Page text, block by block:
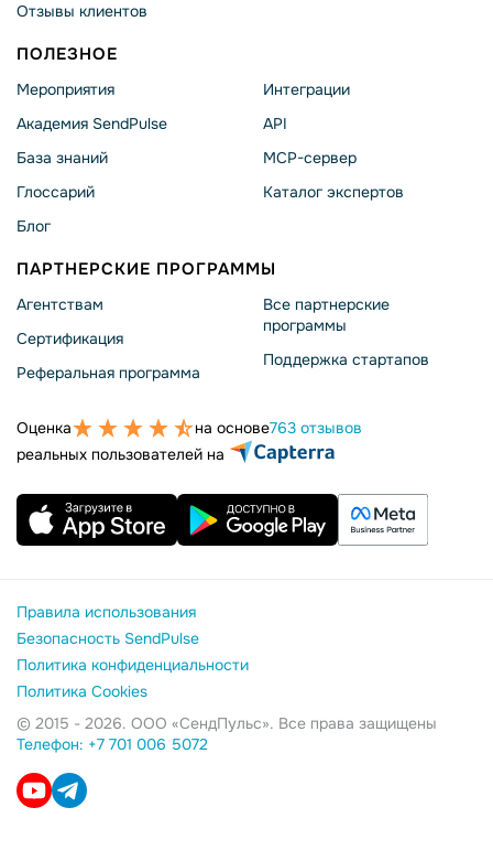
Отзывы клиентов
ПОЛЕЗНОЕ
Мероприятия
Академия SendPulse
База знаний
Глоссарий
Блог
Интеграции
API
MCP-сервер
Каталог экспертов
ПАРТНЕРСКИЕ ПРОГРАММЫ
Агентствам
Сертификация
Реферальная программа
Все партнерские
программы
Поддержка стартапов
Оценка на основе763 отзывов
реальных пользователей на
Правила использования
Безопасность SendPulse
Политика конфиденциальности
Политика Cookies
© 2015 - 2026. ООО «СендПульс». Все права защищены
Телефон: +7 701 006 5072